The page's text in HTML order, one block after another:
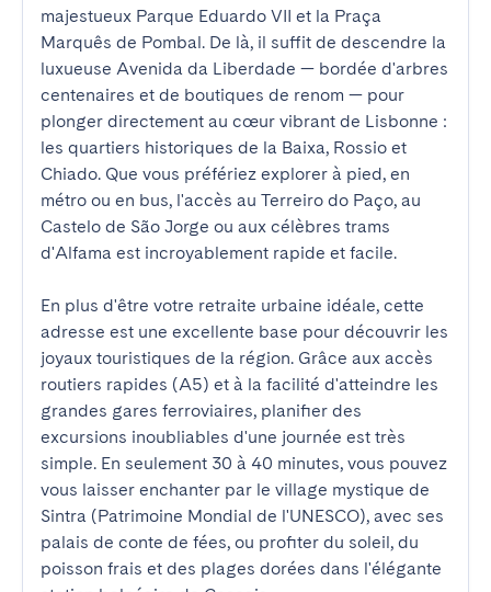
majestueux Parque Eduardo VII et la Praça
Marquês de Pombal. De là, il suffit de descendre la
luxueuse Avenida da Liberdade — bordée d'arbres
centenaires et de boutiques de renom — pour
plonger directement au cœur vibrant de Lisbonne :
les quartiers historiques de la Baixa, Rossio et
Chiado. Que vous préfériez explorer à pied, en
métro ou en bus, l'accès au Terreiro do Paço, au
Castelo de São Jorge ou aux célèbres trams
d'Alfama est incroyablement rapide et facile.
En plus d'être votre retraite urbaine idéale, cette
adresse est une excellente base pour découvrir les
joyaux touristiques de la région. Grâce aux accès
routiers rapides (A5) et à la facilité d'atteindre les
grandes gares ferroviaires, planifier des
excursions inoubliables d'une journée est très
simple. En seulement 30 à 40 minutes, vous pouvez
vous laisser enchanter par le village mystique de
Sintra (Patrimoine Mondial de l'UNESCO), avec ses
palais de conte de fées, ou profiter du soleil, du
poisson frais et des plages dorées dans l'élégante